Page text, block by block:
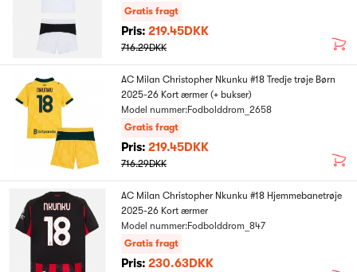
Gratis fragt
Pris: 219.45DKK
716.29DKK
AC Milan Christopher Nkunku #18 Tredje trøje Børn
2025-26 Kort ærmer (+ bukser)
Model nummer:Fodbolddrom_2658
Gratis fragt
Pris: 219.45DKK
716.29DKK
AC Milan Christopher Nkunku #18 Hjemmebanetrøje
2025-26 Kort ærmer
Model nummer:Fodbolddrom_847
Gratis fragt
Pris: 230.63DKK